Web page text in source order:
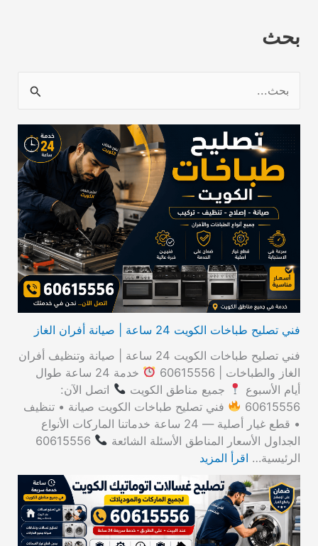
بحث
فني تصليح طباخات الكويت 24 ساعة | صيانة أفران الغاز
فني تصليح طباخات الكويت 24 ساعة | صيانة وتنظيف أفران
الغاز والطباخات | 60615556
خدمة 24 ساعة طوال
أيام الأسبوع
جميع مناطق الكويت
اتصل الآن:
60615556
فني تصليح طباخات الكويت صيانة • تنظيف
• قطع غيار أصلية — 24 ساعة خدماتنا الماركات الأنواع
الجداول الأسعار المناطق الأسئلة الشائعة
60615556
الرئيسية… اقرأ المزيد